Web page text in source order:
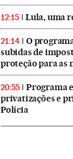
12:15 Lula, uma
21:14
O
subidas de
proteção para as
20:55
Programa
privatizações e
Polícia